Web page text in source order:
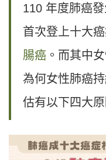
110 年度肺癌
首次登上十大
腸癌 。而其中
為何女性肺癌
估有以下四大原